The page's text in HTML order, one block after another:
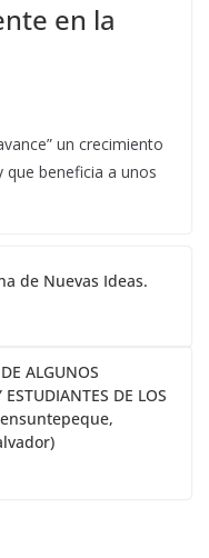
en la
un crecimiento
beneficia a unos
de Nuevas Ideas.
ALGUNOS
ESTUDIANTES DE LOS